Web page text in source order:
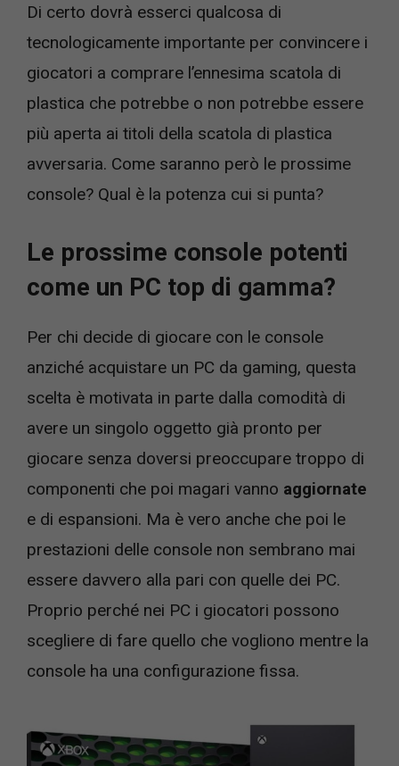
Di certo dovrà esserci qualcosa di
tecnologicamente importante per convincere i
giocatori a comprare l’ennesima scatola di
plastica che potrebbe o non potrebbe essere
più aperta ai titoli della scatola di plastica
avversaria. Come saranno però le prossime
console? Qual è la potenza cui si punta?
Le prossime console potenti
come un PC top di gamma?
Per chi decide di giocare con le console
anziché acquistare un PC da gaming, questa
scelta è motivata in parte dalla comodità di
avere un singolo oggetto già pronto per
giocare senza doversi preoccupare troppo di
componenti che poi magari vanno aggiornate
e di espansioni. Ma è vero anche che poi le
prestazioni delle console non sembrano mai
essere davvero alla pari con quelle dei PC.
Proprio perché nei PC i giocatori possono
scegliere di fare quello che vogliono mentre la
console ha una configurazione fissa.